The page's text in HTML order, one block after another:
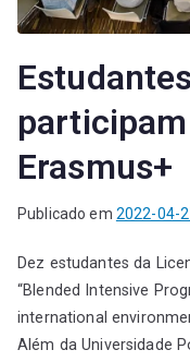
Erasmus+
Publicado em 2022-04-
Dez estudantes da
“Blended Intensive
international
Além da Universidade